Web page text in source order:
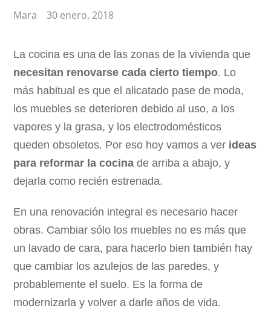
Mara 30 enero, 2018
La cocina es una de las zonas de la vivienda que
necesitan renovarse cada cierto tiempo. Lo
más habitual es que el alicatado pase de moda,
los muebles se deterioren debido al uso, a los
vapores y la grasa, y los electrodomésticos
queden obsoletos. Por eso hoy vamos a ver ideas
para reformar la cocina de arriba a abajo, y
dejarla como recién estrenada.
En una renovación integral es necesario hacer
obras. Cambiar sólo los muebles no es más que
un lavado de cara, para hacerlo bien también hay
que cambiar los azulejos de las paredes, y
probablemente el suelo. Es la forma de
modernizarla y volver a darle años de vida.